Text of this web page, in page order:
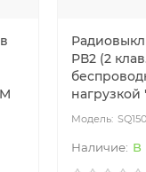
РВ2 (2
В